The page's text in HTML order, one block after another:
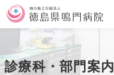
診療科・部門案内